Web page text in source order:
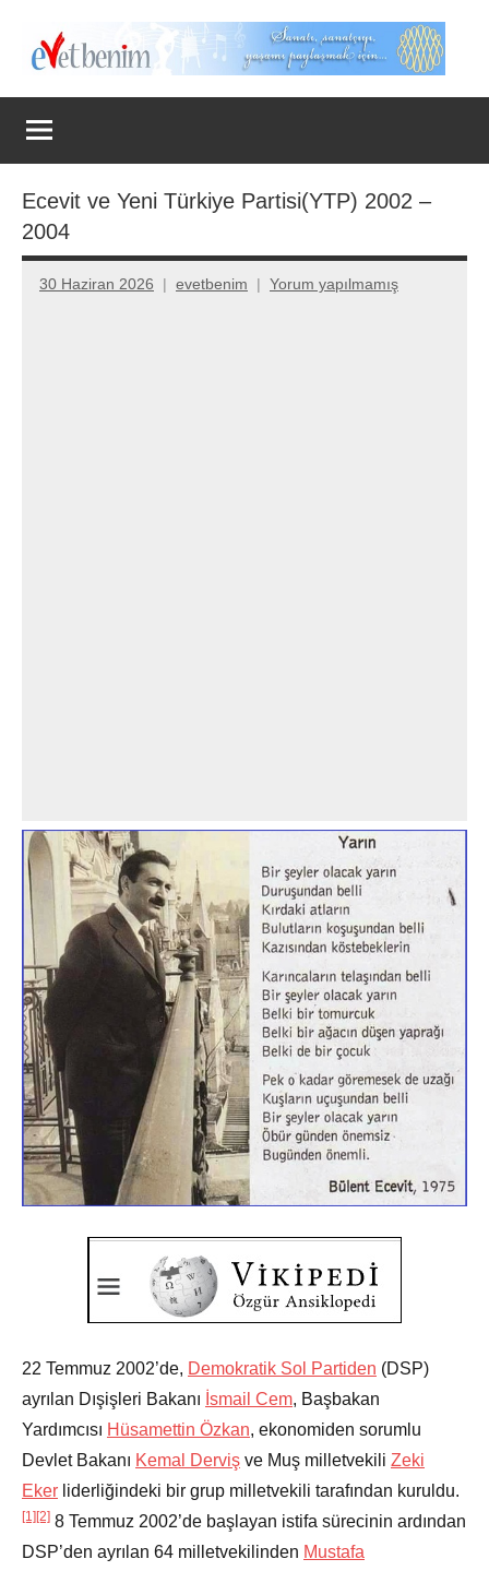
Evet
Benim
Ecevit ve Yeni Türkiye Partisi(YTP) 2002 –
2004
30 Haziran 2026 evetbenim Yorum yapılmamış
22 Temmuz 2002’de, Demokratik Sol Partiden (DSP)
ayrılan Dışişleri Bakanı İsmail Cem, Başbakan
Yardımcısı Hüsamettin Özkan, ekonomiden sorumlu
Devlet Bakanı Kemal Derviş ve Muş milletvekili Zeki
Eker liderliğindeki bir grup milletvekili tarafından kuruldu.
[1][2] 8 Temmuz 2002’de başlayan istifa sürecinin ardından
DSP’den ayrılan 64 milletvekilinden Mustafa